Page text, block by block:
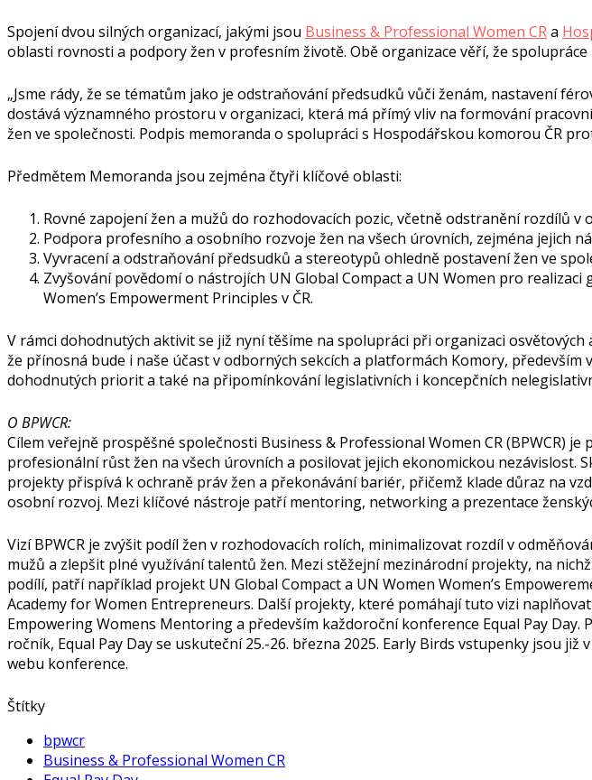
Spojení dvou silných organizací, jakými jsou Business & Professional Women CRa
oblasti rovnosti a podpory žen v profesním životě. Obě organizace věří, že
„Jsme rády, že se tématům jako je odstraňování předsudků vůči ženám, nastavení
dostává významného prostoru v organizaci, která má přímý vliv na formování
žen ve společnosti. Podpis memoranda o spolupráci s Hospodářskou komorou ČR
Předmětem Memoranda jsou zejména čtyři klíčové oblasti:
Rovné zapojení žen a mužů do rozhodovacích pozic, včetně odstranění rozdílů v
Podpora profesního a osobního rozvoje žen na všech úrovních, zejména jejich
Vyvracení a odstraňování předsudků a stereotypů ohledně postavení žen ve
Zvyšování povědomí o nástrojích UN Global Compact a UN Women pro
Women’s Empowerment Principles v ČR.
V rámci dohodnutých aktivit se již nyní těšíme na spolupráci při organizaci
že přínosná bude i naše účast v odborných sekcích a platformách Komory, především
dohodnutých priorit a také na připomínkování legislativních i koncepčních
O BPWCR:
Cílem veřejně prospěšné společnosti Business & Professional Women CR (BPWCR) je
profesionální růst žen na všech úrovních a posilovat jejich ekonomickou nezávislost.
projekty přispívá k ochraně práv žen a překonávání bariér, přičemž klade důraz na
osobní rozvoj. Mezi klíčové nástroje patří mentoring, networking a prezentace
Vizí BPWCR je zvýšit podíl žen v rozhodovacích rolích, minimalizovat rozdíl v
mužů a zlepšit plné využívání talentů žen. Mezi stěžejní mezinárodní projekty, na nichž
podílí, patří například projekt UN Global Compact a UN Women Women’s
Academy for Women Entrepreneurs. Další projekty, které pomáhají tuto vizi
Empowering Womens Mentoring a především každoroční konference Equal Pay Day.
ročník, Equal Pay Day se uskuteční 25.-26. března 2025. Early Birds vstupenky jsou již
webu konference.
Štítky
bpwcr
Business & Professional Women CR